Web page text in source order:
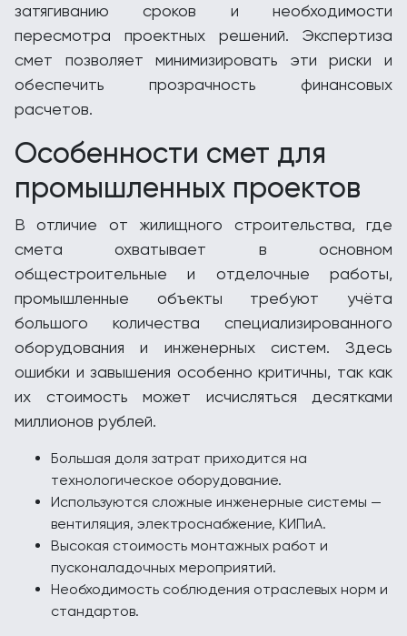
затягиванию сроков и необходимости
пересмотра проектных решений. Экспертиза
смет позволяет минимизировать эти риски и
обеспечить прозрачность финансовых
расчетов.
Особенности смет для
промышленных проектов
В отличие от жилищного строительства, где
смета охватывает в основном
общестроительные и отделочные работы,
промышленные объекты требуют учёта
большого количества специализированного
оборудования и инженерных систем. Здесь
ошибки и завышения особенно критичны, так как
их стоимость может исчисляться десятками
миллионов рублей.
Большая доля затрат приходится на
технологическое оборудование.
Используются сложные инженерные системы —
вентиляция, электроснабжение, КИПиА.
Высокая стоимость монтажных работ и
пусконаладочных мероприятий.
Необходимость соблюдения отраслевых норм и
стандартов.